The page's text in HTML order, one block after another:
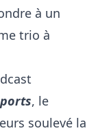
à un
trio à
, le
soulevé la